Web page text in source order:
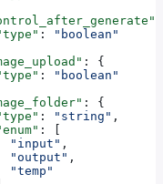
:
"boolean"
: {
:
"boolean"
: {
: "string" ,
: [
"input"
,
"output"
,
"temp"